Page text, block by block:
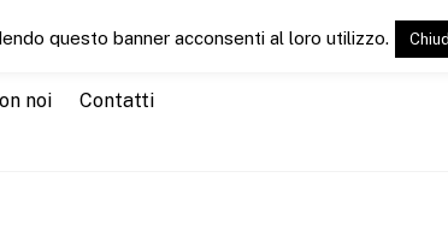
Servizi CT News CTEducation CTGuide
noi Contatti
questo banner acconsenti al loro utilizzo.